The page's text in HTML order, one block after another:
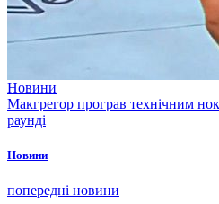
Новини
Макгрегор програв технічним
раунді
Новини
попередні новини